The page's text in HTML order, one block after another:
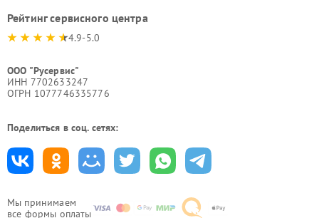
Мы принимаем
все формы оплаты
Рейтинг сервисного центра
4.9-5.0
ООО "Русервис"
ИНН 7702633247
ОГРН 1077746335776
Поделиться в соц. сетях: